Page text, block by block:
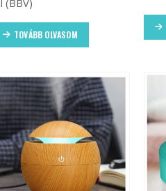
(BBV)
TOVÁBB OLVASOM